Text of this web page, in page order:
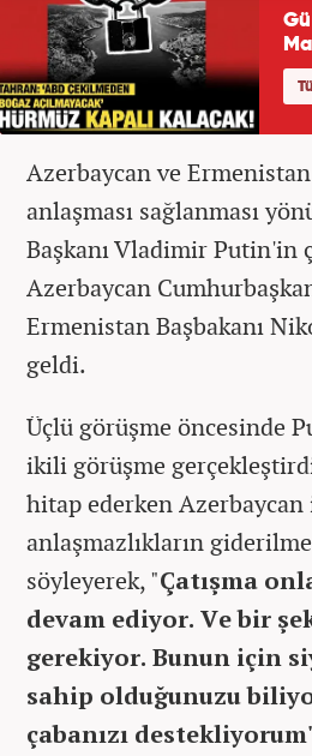
Azerbaycan ve Ermenistan
anlaşması sağlanması
Başkanı Vladimir Putin'in
Azerbaycan
Ermenistan Başbakanı
geldi.
Üçlü görüşme öncesinde
ikili görüşme
hitap ederken
anlaşmazlıkların
söyleyerek, "Çatışma
devam ediyor. Ve bir
gerekiyor. Bunun için
sahip olduğunuzu
çabanızı